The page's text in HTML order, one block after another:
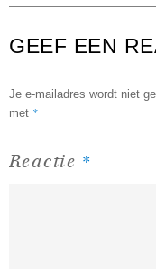
GEEF EEN
Je e-mailadres wordt niet
met *
Reactie *